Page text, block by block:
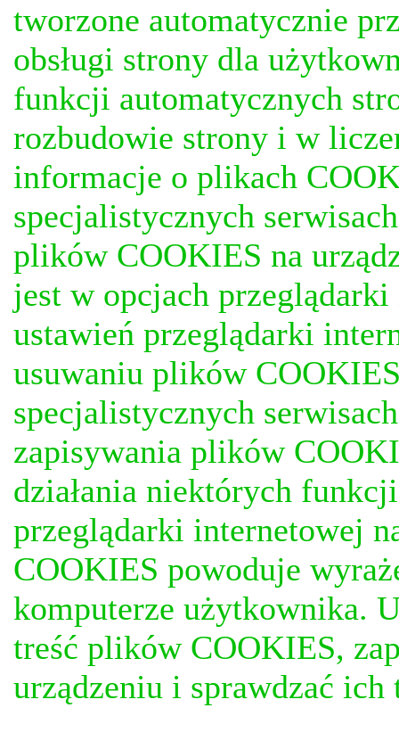
tworzone automatycznie
obsługi strony dla
funkcji automatycznych
rozbudowie strony i w
informacje o plikach
specjalistycznych
plików COOKIES na
jest w opcjach
ustawień przeglądarki
usuwaniu plików
specjalistycznych
zapisywania plików
działania niektórych
przeglądarki internetowej
COOKIES powoduje
komputerze użytkownika.
treść plików COOKIES,
urządzeniu i sprawdzać ich